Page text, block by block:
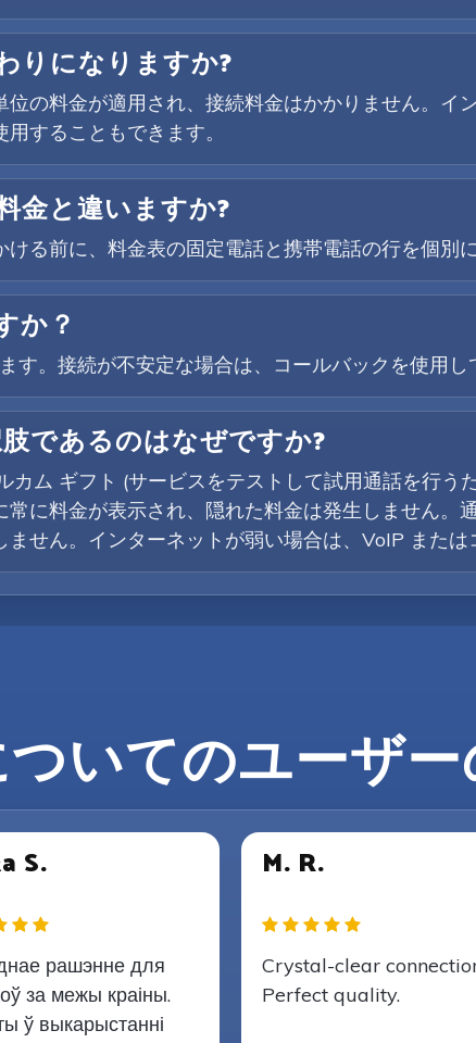
りになりますか?
の料金が適用され、接続料金はかかりません。イ
することもできます。
金と違いますか?
る前に、料金表の固定電話と携帯電話の行を個別
か？
す。接続が不安定な場合は、コールバックを使用し
であるのはなぜですか?
カム ギフト (サービスをテストして試用通話を行う
に料金が表示され、隠れた料金は発生しません。
せん。インターネットが弱い場合は、VoIP または
いてのユーザ
S.
рашэнне для
за межы краіны.
ў выкарыстанні
M. R.
Crystal-clear
Perfect quality.